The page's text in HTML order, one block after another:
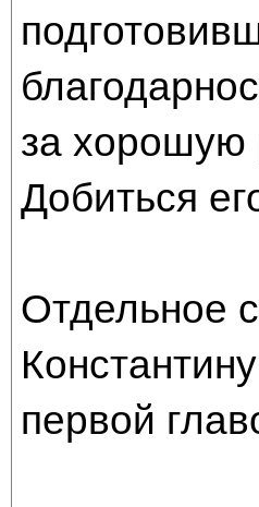
за хорошую
Добиться
Отдельное
первой